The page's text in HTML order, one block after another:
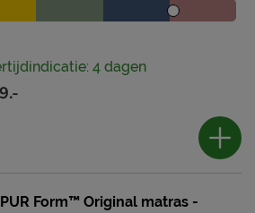
4 dagen
Form™ Original matras -